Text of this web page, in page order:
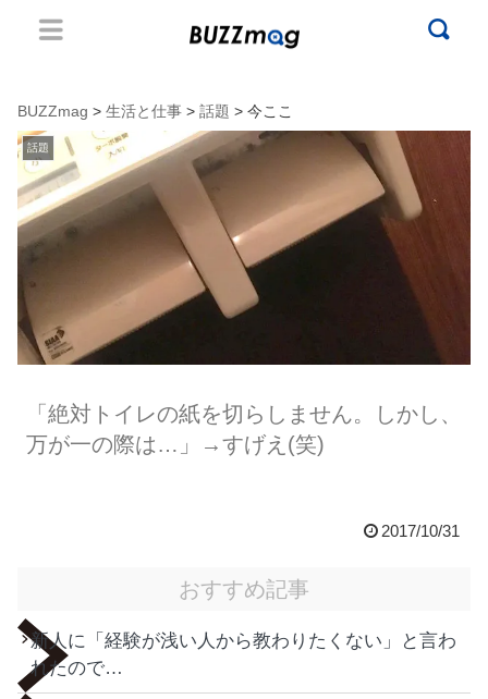
BUZZmag > 生活と仕事 > 話題 > 今ここ
話題
「絶対トイレの紙を切らしません。しかし、
万が一の際は…」→すげえ(笑)
2017/10/31
おすすめ記事
新人に「経験が浅い人から教わりたくない」と言わ
れたので…